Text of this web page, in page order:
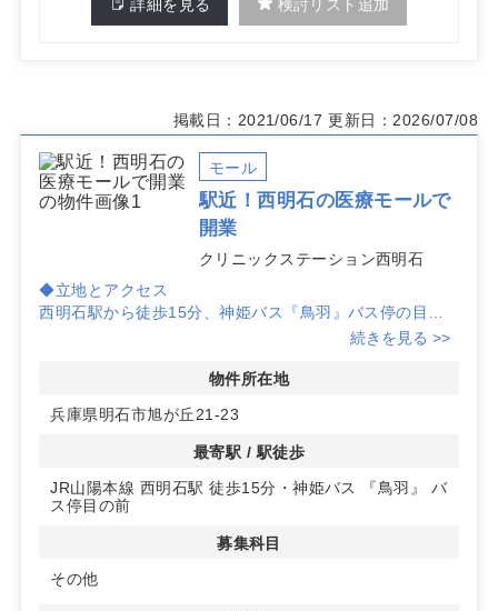
詳細を見る 検討リスト追加
掲載日：2021/06/17 更新日：2026/07/08
モール
駅近！西明石の医療モールで
開業
クリニックステーション西明石
◆立地とアクセス
西明石駅から徒歩15分、神姫バス『鳥羽』バス停の目の
前という好立地。幹線道路沿いにあり、駐車場も21台完
◆医療ゾーンとしての優位性
眼科や小児科が近隣にあり、この地域は医療ゾーンとして
る環境が整っています。
消化器内科以外の一般内科も入居可能な、既存では珍しい
優良物件です。在宅クリニックやその他の科目も応相談
続きを見る >>
物件所在地
兵庫県明石市旭が丘21-23
最寄駅 / 駅徒歩
JR山陽本線 西明石駅 徒歩15分・神姫バス 『鳥羽』 バ
ス停目の前
募集科目
その他